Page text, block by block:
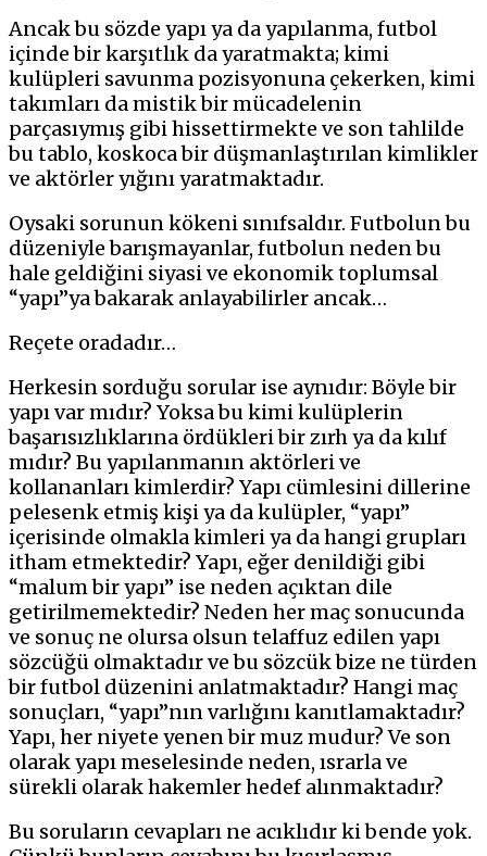
Ancak bu sözde yapı ya da yapılanma, futbol
içinde bir karşıtlık da yaratmakta; kimi
kulüpleri savunma pozisyonuna çekerken, kimi
takımları da mistik bir mücadelenin
parçasıymış gibi hissettirmekte ve son tahlilde
bu tablo, koskoca bir düşmanlaştırılan kimlikler
ve aktörler yığını yaratmaktadır.
Oysaki sorunun kökeni sınıfsaldır. Futbolun bu
düzeniyle barışmayanlar, futbolun neden bu
hale geldiğini siyasi ve ekonomik toplumsal
“yapı”ya bakarak anlayabilirler ancak…
Reçete oradadır…
Herkesin sorduğu sorular ise aynıdır: Böyle bir
yapı var mıdır? Yoksa bu kimi kulüplerin
başarısızlıklarına ördükleri bir zırh ya da kılıf
mıdır? Bu yapılanmanın aktörleri ve
kollananları kimlerdir? Yapı cümlesini dillerine
pelesenk etmiş kişi ya da kulüpler, “yapı”
içerisinde olmakla kimleri ya da hangi grupları
itham etmektedir? Yapı, eğer denildiği gibi
“malum bir yapı” ise neden açıktan dile
getirilmemektedir? Neden her maç sonucunda
ve sonuç ne olursa olsun telaffuz edilen yapı
sözcüğü olmaktadır ve bu sözcük bize ne türden
bir futbol düzenini anlatmaktadır? Hangi maç
sonuçları, “yapı”nın varlığını kanıtlamaktadır?
Yapı, her niyete yenen bir muz mudur? Ve son
olarak yapı meselesinde neden, ısrarla ve
sürekli olarak hakemler hedef alınmaktadır?
Bu soruların cevapları ne acıklıdır ki bende yok.